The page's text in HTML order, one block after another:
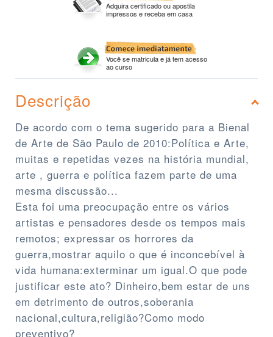
Adquira certificado ou apostila
impressos e receba em casa
Você se matricula e já tem acesso
ao curso
Descrição
De acordo com o tema sugerido para a Bienal
de Arte de São Paulo de 2010:Política e Arte,
muitas e repetidas vezes na história mundial,
arte , guerra e política fazem parte de uma
mesma discussão...
Esta foi uma preocupação entre os vários
artistas e pensadores desde os tempos mais
remotos; expressar os horrores da
guerra,mostrar aquilo o que é inconcebível à
vida humana:exterminar um igual.O que pode
justificar este ato? Dinheiro,bem estar de uns
em detrimento de outros,soberania
nacional,cultura,religião?Como modo
preventivo?